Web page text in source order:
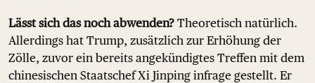
Lässt sich das noch abwenden? Theoretisch natürlich.
Allerdings hat Trump, zusätzlich zur Erhöhung der
Zölle, zuvor ein bereits angekündigtes Treffen mit dem
chinesischen Staatschef Xi Jinping infrage gestellt. Er